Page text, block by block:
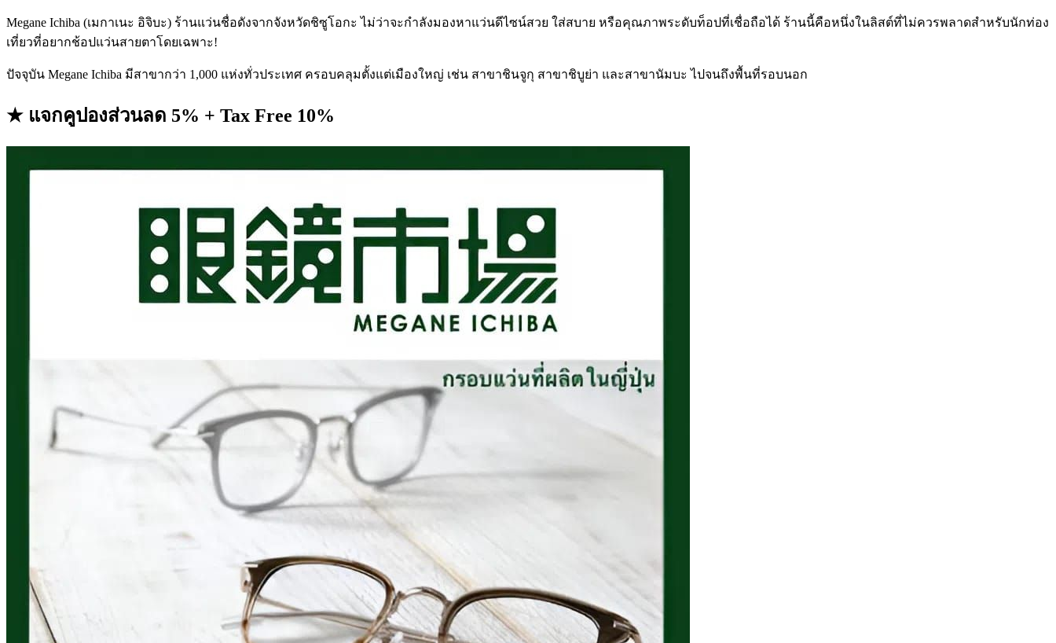
Megane Ichiba (เมกาเนะ อิจิบะ) ร้านแว่นชื่อดังจากจังหวัดชิซูโอกะ ไม่ว่าจะกำลังมองหาแว่นดีไซน์สวย ใส่สบาย หรือคุณภาพระดับท็อปที่เชื่อถือได้ ร้านนี้คือหนึ่งในลิสต์ที่ไม่ควรพลาดสำหรับนักท่อง
เที่ยวที่อยากช้อปแว่นสายตาโดยเฉพาะ!
ปัจจุบัน Megane Ichiba มีสาขากว่า 1,000 แห่งทั่วประเทศ ครอบคลุมตั้งแต่เมืองใหญ่ เช่น สาขาชินจูกุ สาขาชิบูย่า และสาขานัมบะ ไปจนถึงพื้นที่รอบนอก
★ แจกคูปองส่วนลด 5% + Tax Free 10%